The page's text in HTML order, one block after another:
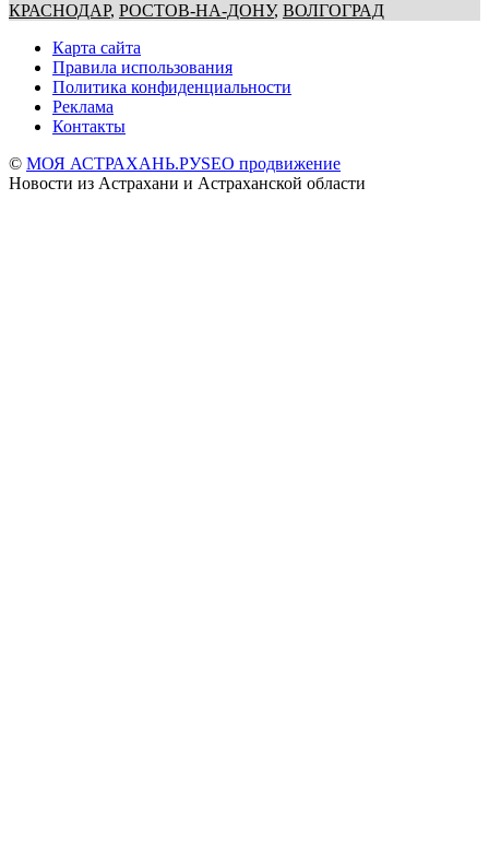
КРАСНОДАР, РОСТОВ-НА-ДОНУ, ВОЛГОГРАД
Карта сайта
Правила использования
Политика конфиденциальности
Реклама
Контакты
© МОЯ АСТРАХАНЬ.РУSEO продвижение
Новости из Астрахани и Астраханской области